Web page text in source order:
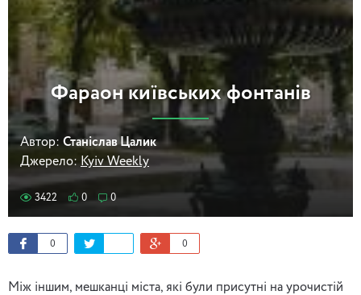
Фараон київських фонтанів
Автор: Станіслав Цалик
Джерело: Kyiv Weekly
3422 0 0
0 0
Між іншим, мешканці міста, які були присутні на урочистій